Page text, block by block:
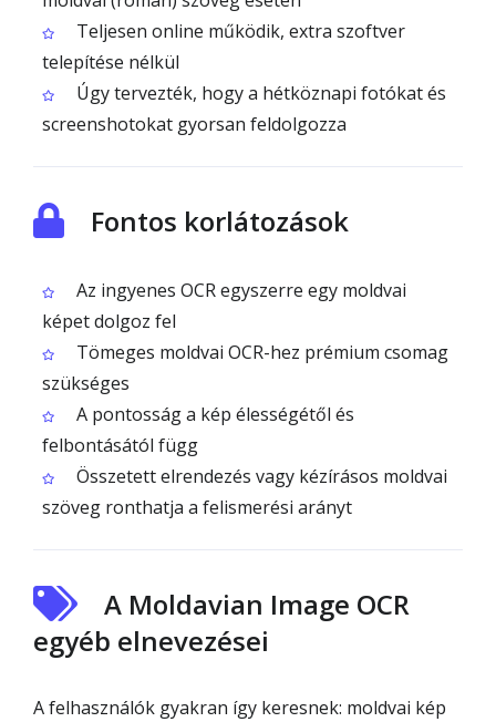
Teljesen online működik, extra szoftver
telepítése nélkül
Úgy tervezték, hogy a hétköznapi fotókat és
screenshotokat gyorsan feldolgozza
Fontos korlátozások
Az ingyenes OCR egyszerre egy moldvai
képet dolgoz fel
Tömeges moldvai OCR-hez prémium csomag
szükséges
A pontosság a kép élességétől és
felbontásától függ
Összetett elrendezés vagy kézírásos moldvai
szöveg ronthatja a felismerési arányt
A Moldavian Image OCR
egyéb elnevezései
A felhasználók gyakran így keresnek: moldvai kép